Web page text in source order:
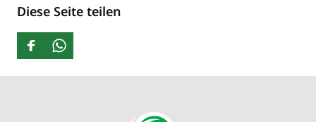
Diese Seite teilen